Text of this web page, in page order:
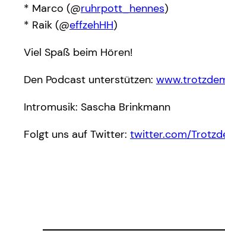
* Marco (@ruhrpott_hennes)
* Raik (@effzehHH)
Viel Spaß beim Hören!
Den Podcast unterstützen:
Intromusik: Sascha Brinkmann
Folgt uns auf Twitter: twitter.com/